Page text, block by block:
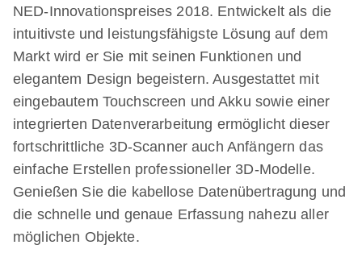
NED-Innovationspreises 2018. Entwickelt als die
intuitivste und leistungsfähigste Lösung auf dem
Markt wird er Sie mit seinen Funktionen und
elegantem Design begeistern. Ausgestattet mit
eingebautem Touchscreen und Akku sowie einer
integrierten Datenverarbeitung ermöglicht dieser
fortschrittliche 3D-Scanner auch Anfängern das
einfache Erstellen professioneller 3D-Modelle.
Genießen Sie die kabellose Datenübertragung und
die schnelle und genaue Erfassung nahezu aller
möglichen Objekte.